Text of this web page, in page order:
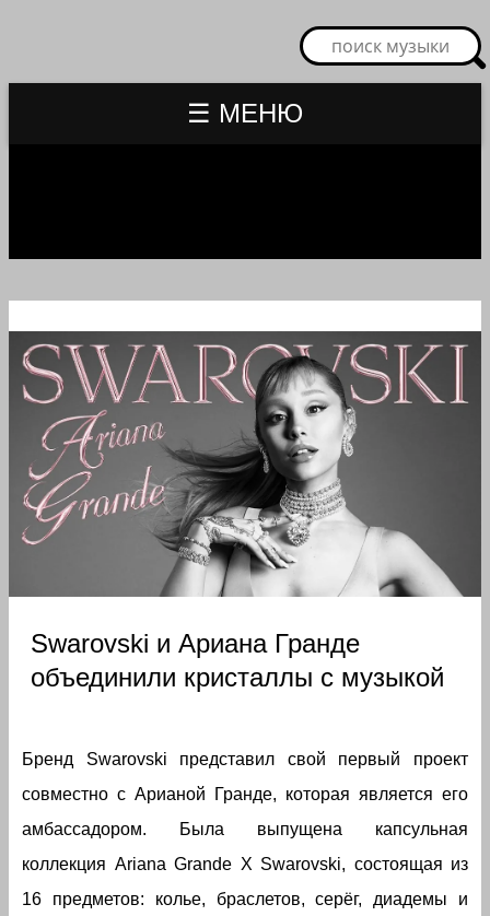
☰ МЕНЮ
Swarovski и Ариана Гранде
объединили кристаллы с музыкой
Бренд Swarovski представил свой первый проект
совместно с Арианой Гранде, которая является его
амбассадором. Была выпущена капсульная
коллекция Ariana Grande X Swarovski, состоящая из
16 предметов: колье, браслетов, серёг, диадемы и